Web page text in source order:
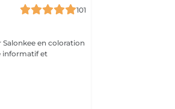
101
Salonkee en coloration